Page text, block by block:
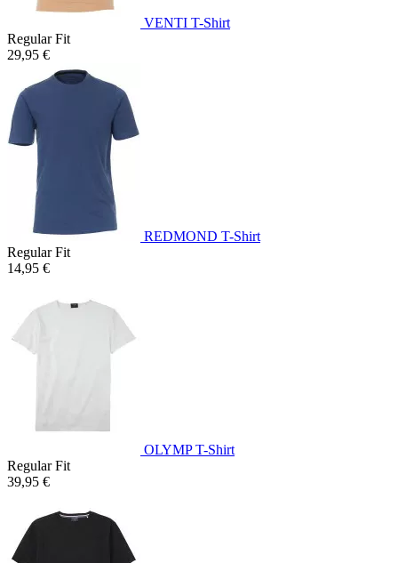
VENTI T-Shirt
Regular Fit
29,95 €
REDMOND T-Shirt
Regular Fit
14,95 €
OLYMP T-Shirt
Regular Fit
39,95 €